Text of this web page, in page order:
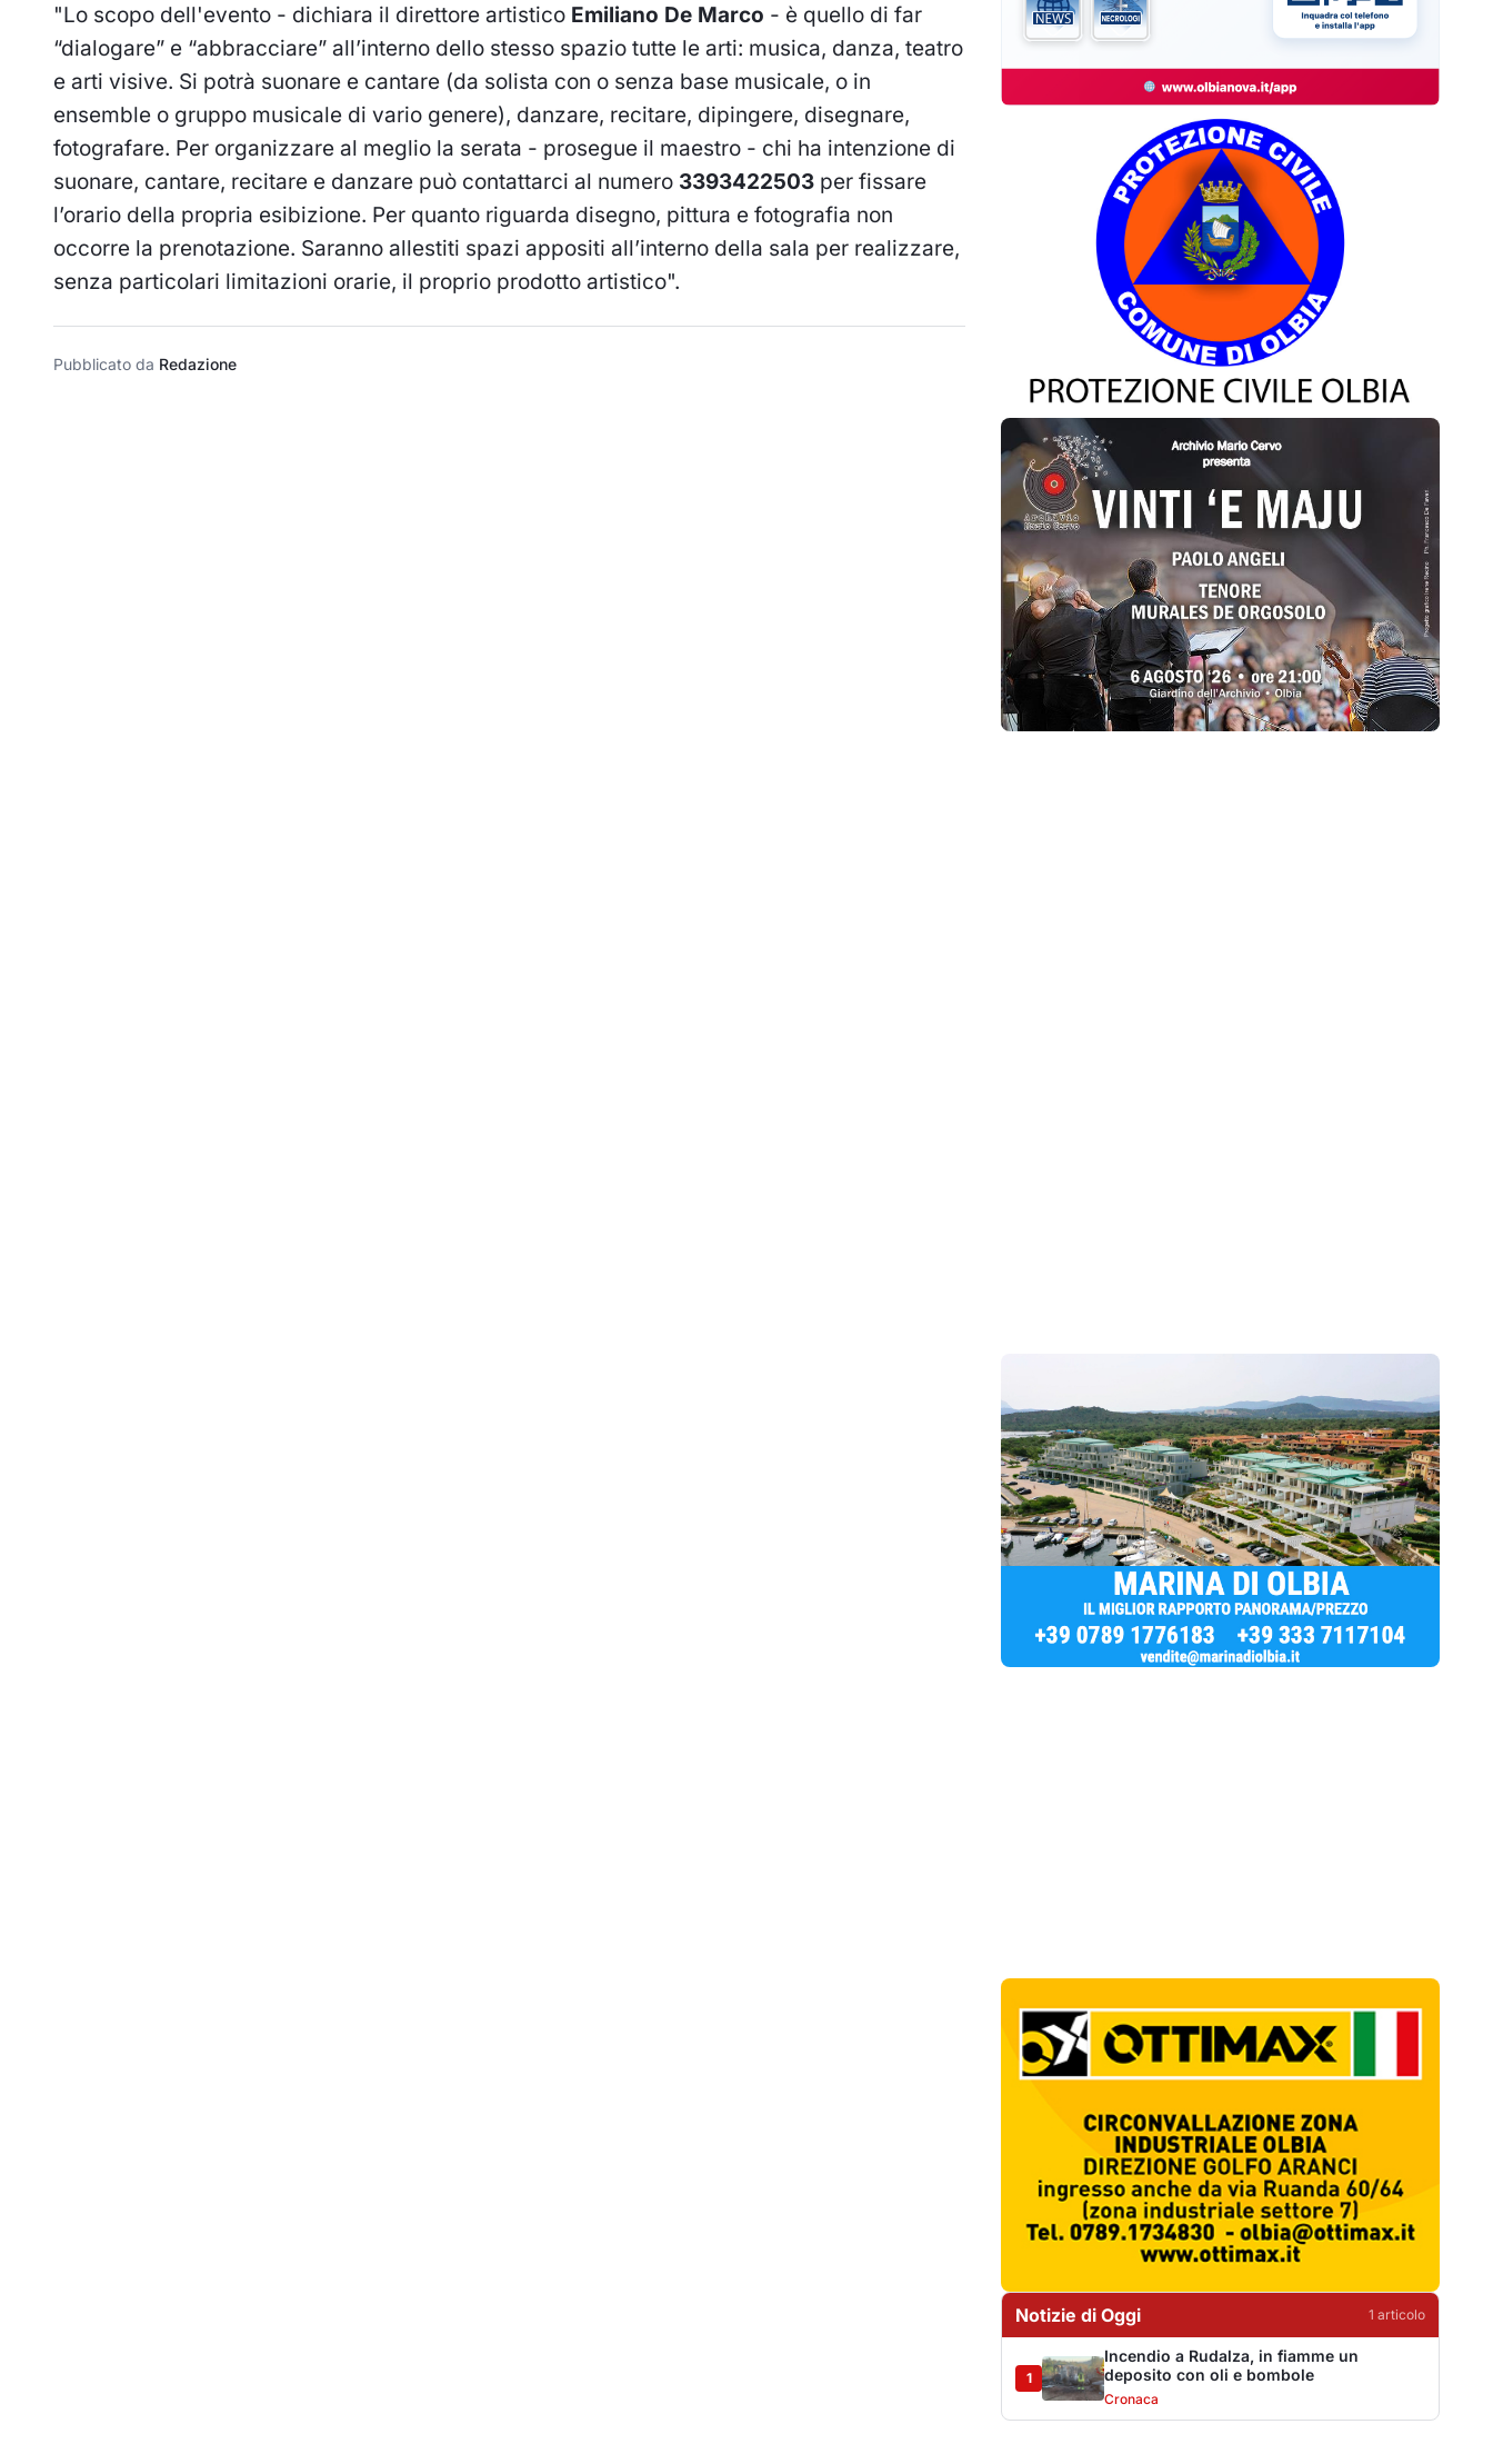
"Lo scopo dell'evento - dichiara il direttore artistico Emiliano De Marco - è quello di far
“dialogare” e “abbracciare” all’interno dello stesso spazio tutte le arti: musica, danza, teatro
e arti visive. Si potrà suonare e cantare (da solista con o senza base musicale, o in
ensemble o gruppo musicale di vario genere), danzare, recitare, dipingere, disegnare,
fotografare. Per organizzare al meglio la serata - prosegue il maestro - chi ha intenzione di
suonare, cantare, recitare e danzare può contattarci al numero 3393422503 per fissare
l’orario della propria esibizione. Per quanto riguarda disegno, pittura e fotografia non
occorre la prenotazione. Saranno allestiti spazi appositi all’interno della sala per realizzare,
senza particolari limitazioni orarie, il proprio prodotto artistico".
Pubblicato da Redazione
Notizie di Oggi 1 articolo
1
Incendio a Rudalza, in fiamme un
deposito con oli e bombole
Cronaca